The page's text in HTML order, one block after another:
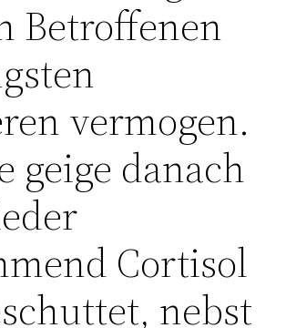
Betroffenen
vermogen.
geige danach
Cortisol
nebst